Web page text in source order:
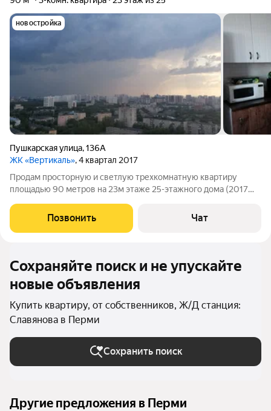
новостройка
Пушкарская улица,136А
ЖК «Вертикаль», 4 квартал 2017
Продам просторную и светлую трехкомнатную квартиру
площадью 90 метров на 23м этаже 25-этажного дома (2017
планировка, большая и удобная кухня (15м), два санузла,
отличный вид на город. У дома
Позвонить Чат
Сохраняйте поиск и не упускайте
новые объявления
Купить квартиру, от собственников, Ж/Д станция:
Славянова в Перми
Сохранить поиск
Другие предложения в Перми